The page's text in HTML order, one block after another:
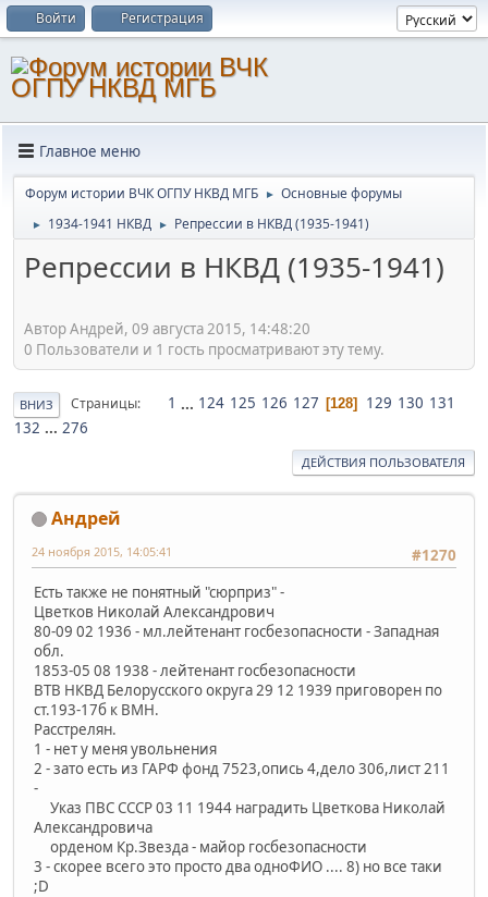
Войти Регистрация
Главное меню
Форум истории ВЧК ОГПУ НКВД МГБ ► Основные форумы
► 1934-1941 НКВД ► Репрессии в НКВД (1935-1941)
Репрессии в НКВД (1935-1941)
Автор Андрей, 09 августа 2015, 14:48:20
0 Пользователи и 1 гость просматривают эту тему.
ВНИЗ Страницы 1 ... 124 125 126 127 128 129 130 131
132 ... 276
ДЕЙСТВИЯ ПОЛЬЗОВАТЕЛЯ
Андрей
#1270
24 ноября 2015, 14:05:41
Есть также не понятный "сюрприз" -
Цветков Николай Александрович
80-09 02 1936 - мл.лейтенант госбезопасности - Западная
обл.
1853-05 08 1938 - лейтенант госбезопасности
ВТВ НКВД Белорусского округа 29 12 1939 приговорен по
ст.193-17б к ВМН.
Расстрелян.
1 - нет у меня увольнения
2 - зато есть из ГАРФ фонд 7523,опись 4,дело 306,лист 211
-
Указ ПВС СССР 03 11 1944 наградить Цветкова Николай
Александровича
орденом Кр.Звезда - майор госбезопасности
3 - скорее всего это просто два одноФИО .... 8) но все таки
;D